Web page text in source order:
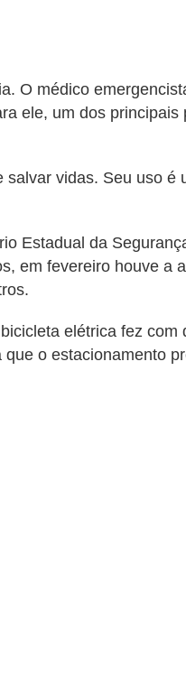
O médico
ele, um dos
vidas. Seu uso
Estadual da
em fevereiro houve a
elétrica fez
o estacionamento